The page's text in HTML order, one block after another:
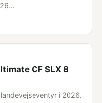
CF SLX 8
i 2026.